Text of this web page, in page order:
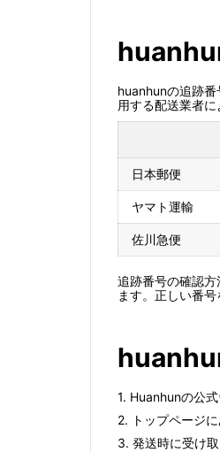
huanhunの追跡
用する配送業者
日本郵便
ヤマト運輸
佐川急便
追跡番号の確認
ます。正しい番
1. Huanhunの公
2. トップページ
3. 発送時に受け